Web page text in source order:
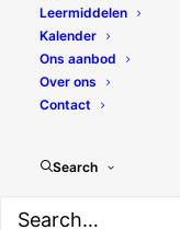
Leermiddelen
Kalender
Ons aanbod
Over ons
Contact
Search
Mallette
Droit à